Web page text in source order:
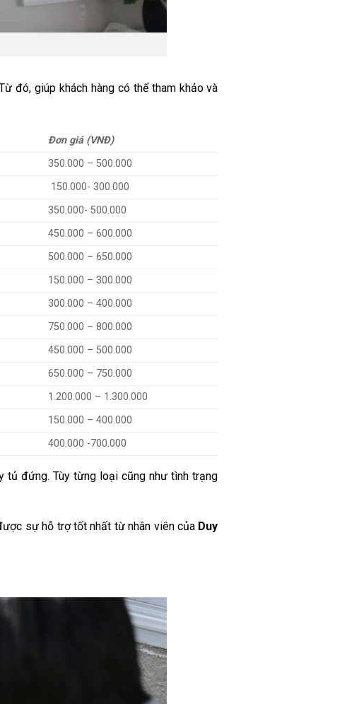
đó, giúp khách hàng có thể tham khảo và
Đơn giá (VNĐ)
350.000 – 500.000
150.000- 300.000
350.000- 500.000
450.000 – 600.000
500.000 – 650.000
150.000 – 300.000
300.000 – 400.000
750.000 – 800.000
450.000 – 500.000
650.000 – 750.000
1.200.000 – 1.300.000
150.000 – 400.000
400.000 -700.000
tủ đứng. Tùy từng loại cũng như tình trạng
sự hỗ trợ tốt nhất từ nhân viên của Duy